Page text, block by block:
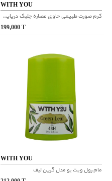
WITH YOU
کرم صورت طبیعی حاوی عصاره جلبک دریایی و روغن تامانو ویت یو
199,000 T
WITH YOU
مام رول ویت یو مدل گرین لیف